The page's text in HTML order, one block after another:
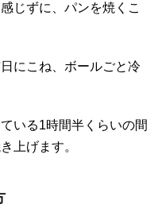
じずに、パンを焼くこ
にこね、ボールごと冷
いる1時間半くらいの間
上げます。